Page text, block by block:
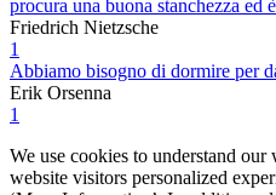
procura una buona stanchezza ed
Friedrich Nietzsche
1
Abbiamo bisogno di dormire per
Erik Orsenna
1
We use cookies to understand
website visitors personalized